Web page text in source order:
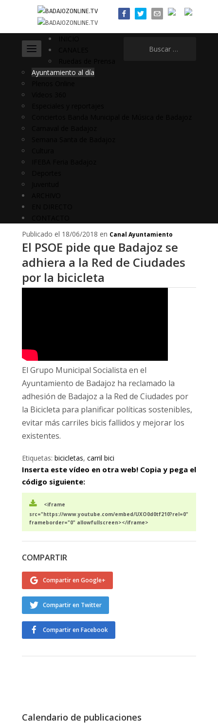
Ayuntamiento al día
Publicado el 18/06/2018 en Canal Ayuntamiento
El PSOE pide que Badajoz se
adhiera a la Red de Ciudades
por la bicicleta
El Grupo Municipal Socialista en el
Ayuntamiento de Badajoz ha reclamado la
adhesión de Badajoz a la Red de Ciudades por
la Bicicleta para planificar políticas sostenibles,
evitar más carriles bicis fallidos y mejorar los
existentes.
Etiquetas: bicicletas, carril bici
Inserta este vídeo en otra web! Copia y pega el
código siguiente:
<iframe
src="https://www.youtube.com/embed/UXO0d0tf210?rel=0"
frameborder="0" allowfullscreen></iframe>
COMPARTIR
Compartir en Google+
Compartir en Twitter
Compartir en Facebook
Calendario de publicaciones